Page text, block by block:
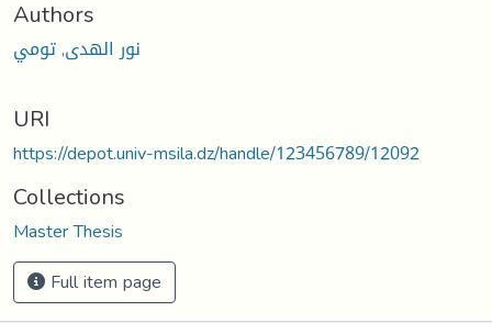
Authors
نور الهدى, تومي
URI
https://depot.univ-msila.dz/handle/123456789/12092
Collections
Master Thesis
Full item page